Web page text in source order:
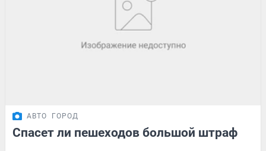
АВТО ГОРОД
Спасет ли пешеходов большой штраф